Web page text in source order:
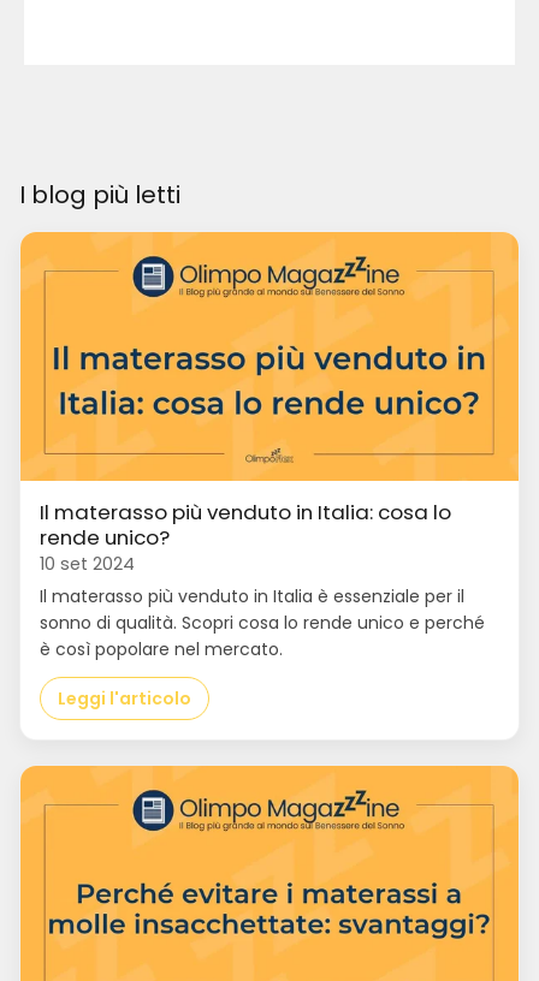
I blog più letti
Il materasso più venduto in Italia: cosa lo
rende unico?
10 set 2024
Il materasso più venduto in Italia è essenziale per il
sonno di qualità. Scopri cosa lo rende unico e perché
è così popolare nel mercato.
Leggi l'articolo